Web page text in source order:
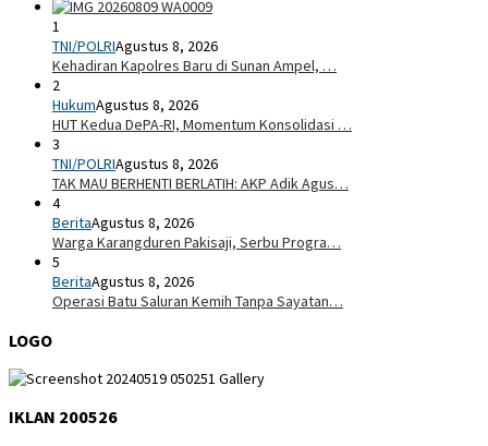
1
TNI/POLRIAgustus 8, 2026
Kehadiran Kapolres Baru di Sunan Ampel, …
2
HukumAgustus 8, 2026
HUT Kedua DePA-RI, Momentum Konsolidasi …
3
TNI/POLRIAgustus 8, 2026
TAK MAU BERHENTI BERLATIH: AKP Adik Agus…
4
BeritaAgustus 8, 2026
Warga Karangduren Pakisaji, Serbu Progra…
5
BeritaAgustus 8, 2026
Operasi Batu Saluran Kemih Tanpa Sayatan…
LOGO
IKLAN 200526